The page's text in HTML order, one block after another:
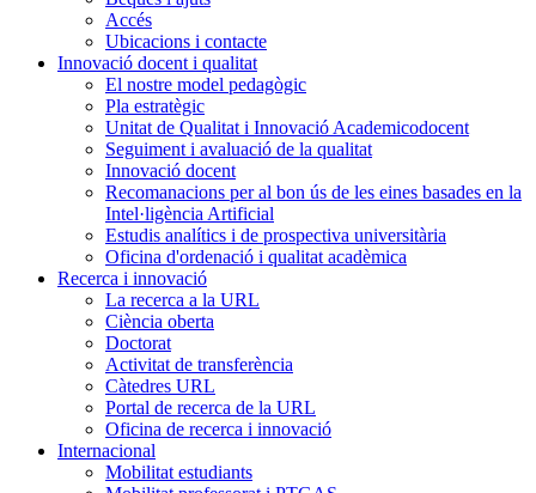
Accés
Ubicacions i contacte
Innovació docent i qualitat
El nostre model pedagògic
Pla estratègic
Unitat de Qualitat i Innovació Academicodocent
Seguiment i avaluació de la qualitat
Innovació docent
Recomanacions per al bon ús de les eines basades en la
Intel·ligència Artificial
Estudis analítics i de prospectiva universitària
Oficina d'ordenació i qualitat acadèmica
Recerca i innovació
La recerca a la URL
Ciència oberta
Doctorat
Activitat de transferència
Càtedres URL
Portal de recerca de la URL
Oficina de recerca i innovació
Internacional
Mobilitat estudiants